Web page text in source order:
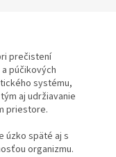
prečistení
púčikových
systému,
aj udržiavanie
priestore.
úzko späté aj s
organizmu.